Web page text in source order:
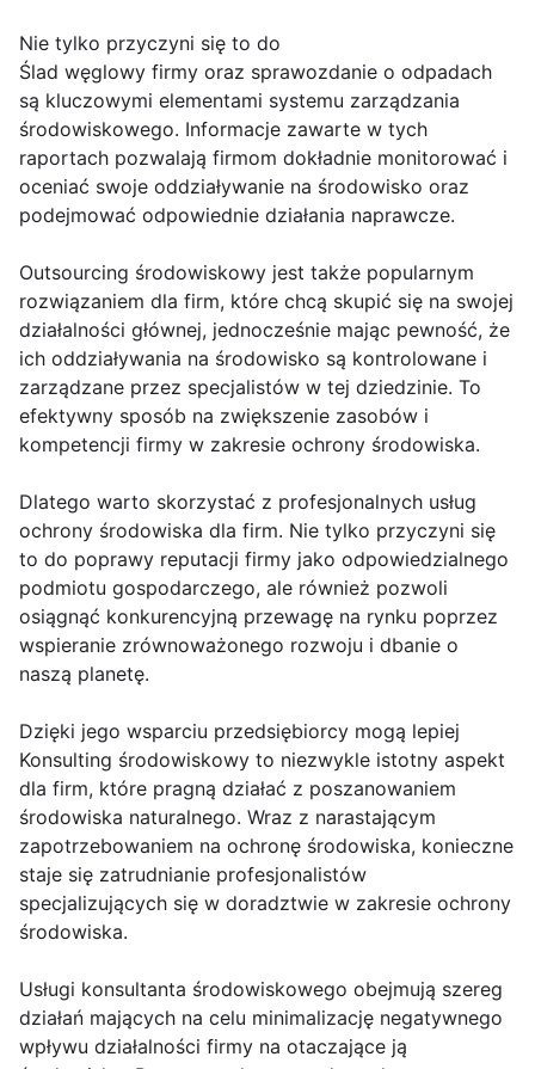
Nie tylko przyczyni się to do
Ślad węglowy firmy oraz sprawozdanie o odpadach
są kluczowymi elementami systemu zarządzania
środowiskowego. Informacje zawarte w tych
raportach pozwalają firmom dokładnie monitorować i
oceniać swoje oddziaływanie na środowisko oraz
podejmować odpowiednie działania naprawcze.
Outsourcing środowiskowy jest także popularnym
rozwiązaniem dla firm, które chcą skupić się na swojej
działalności głównej, jednocześnie mając pewność, że
ich oddziaływania na środowisko są kontrolowane i
zarządzane przez specjalistów w tej dziedzinie. To
efektywny sposób na zwiększenie zasobów i
kompetencji firmy w zakresie ochrony środowiska.
Dlatego warto skorzystać z profesjonalnych usług
ochrony środowiska dla firm. Nie tylko przyczyni się
to do poprawy reputacji firmy jako odpowiedzialnego
podmiotu gospodarczego, ale również pozwoli
osiągnąć konkurencyjną przewagę na rynku poprzez
wspieranie zrównoważonego rozwoju i dbanie o
naszą planetę.
Dzięki jego wsparciu przedsiębiorcy mogą lepiej
Konsulting środowiskowy to niezwykle istotny aspekt
dla firm, które pragną działać z poszanowaniem
środowiska naturalnego. Wraz z narastającym
zapotrzebowaniem na ochronę środowiska, konieczne
staje się zatrudnianie profesjonalistów
specjalizujących się w doradztwie w zakresie ochrony
środowiska.
Usługi konsultanta środowiskowego obejmują szereg
działań mających na celu minimalizację negatywnego
wpływu działalności firmy na otaczające ją